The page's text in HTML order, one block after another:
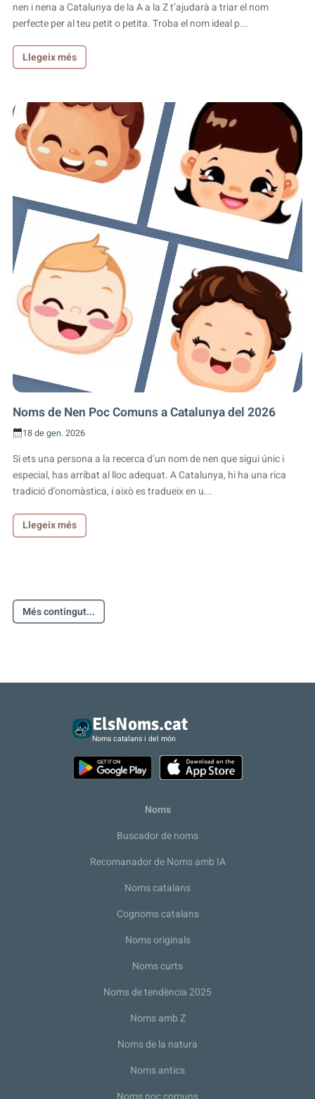
nen i nena a Catalunya de la A a la Z t’ajudarà a triar el nom
perfecte per al teu petit o petita. Troba el nom ideal p...
Llegeix més
Noms de Nen Poc Comuns a Catalunya del 2026
18 de gen. 2026
Si ets una persona a la recerca d’un nom de nen que sigui únic i
especial, has arribat al lloc adequat. A Catalunya, hi ha una rica
tradició d’onomàstica, i això es tradueix en u...
Llegeix més
Més contingut...
ElsNoms.cat
Noms catalans i del món
Noms
Buscador de noms
Recomanador de Noms amb IA
Noms catalans
Cognoms catalans
Noms originals
Noms curts
Noms de tendència 2025
Noms amb Z
Noms de la natura
Noms antics